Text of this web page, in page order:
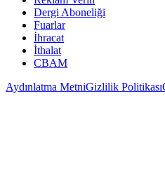
Dergi Aboneliği
Fuarlar
İhracat
İthalat
CBAM
Aydınlatma MetniGizlilik Politikası